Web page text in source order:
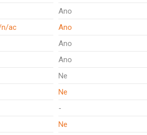
Ano
n/ac
Ano
Ano
Ano
Ne
Ne
-
Ne